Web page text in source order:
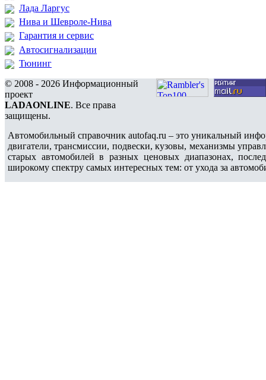
Лада Ларгус
Нива и Шевроле-Нива
Гарантия и сервис
Автосигнализации
Тюнинг
© 2008 - 2026 Информационный
проект
LADAONLINE. Все права
защищены.
Автомобильный справочник autofaq.ru – это уникальный
двигатели, трансмиссии, подвески, кузовы, механизмы
старых автомобилей в разных ценовых диапазонах,
широкому спектру самых интересных тем: от ухода за